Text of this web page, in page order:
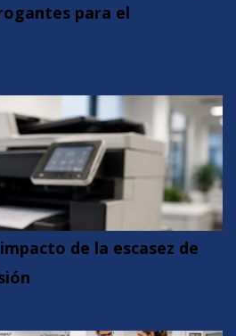
para el
de la escasez de